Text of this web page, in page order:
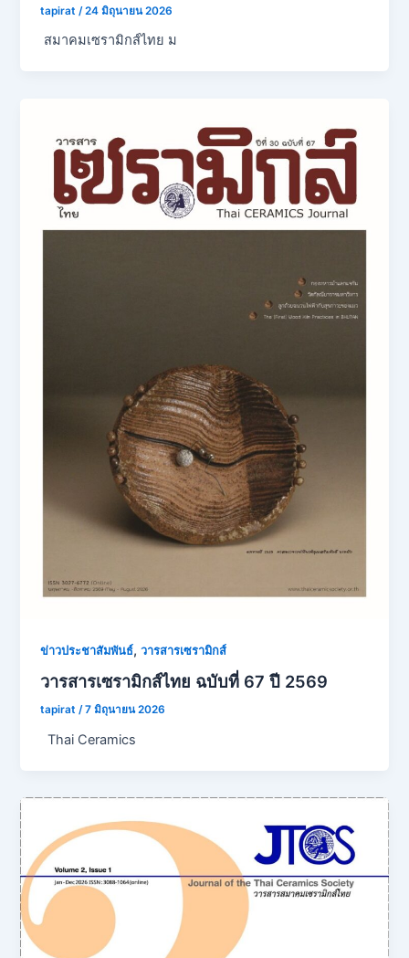
tapirat /24 มิถุนายน 2026
สมาคมเซรามิกส์ไทย ม
ข่าวประชาสัมพันธ์,วารสารเซรามิกส์
วารสารเซรามิกส์ไทย ฉบับที่ 67 ปี 2569
tapirat/7 มิถุนายน 2026
Thai Ceramics